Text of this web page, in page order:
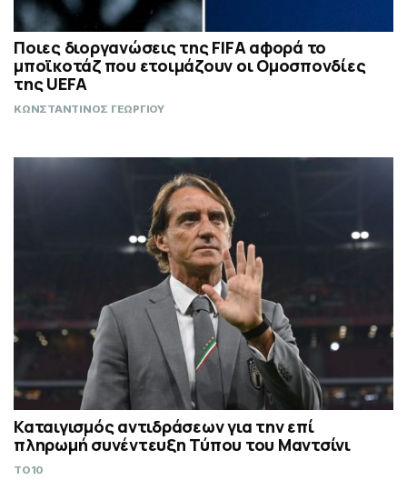
Ποιες διοργανώσεις της FIFA αφορά το
μποϊκοτάζ που ετοιμάζουν οι Ομοσπονδίες
της UEFA
ΚΩΝΣΤΑΝΤΙΝΟΣ ΓΕΩΡΓΙΟΥ
Καταιγισμός αντιδράσεων για την επί
πληρωμή συνέντευξη Τύπου του Μαντσίνι
TO10